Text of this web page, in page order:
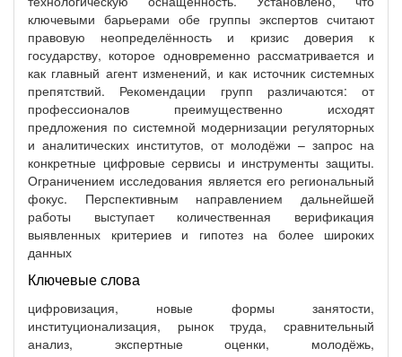
ключевыми барьерами обе группы экспертов считают
правовую неопределённость и кризис доверия к
государству, которое одновременно рассматривается и
как главный агент изменений, и как источник системных
препятствий. Рекомендации групп различаются: от
профессионалов преимущественно исходят
предложения по системной модернизации регуляторных
и аналитических институтов, от молодёжи – запрос на
конкретные цифровые сервисы и инструменты защиты.
Ограничением исследования является его региональный
фокус. Перспективным направлением дальнейшей
работы выступает количественная верификация
выявленных критериев и гипотез на более широких
данных
Ключевые слова
цифровизация, новые формы занятости,
институционализация, рынок труда, сравнительный
анализ, экспертные оценки, молодёжь,